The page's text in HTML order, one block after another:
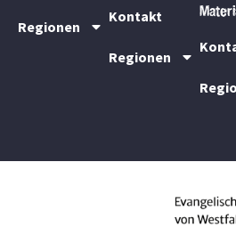
Regionen
Kontakt
Regionen